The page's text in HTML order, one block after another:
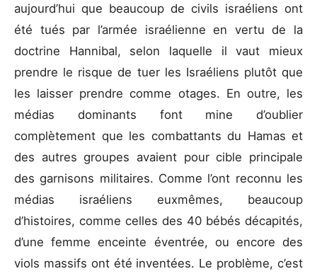
aujourd’hui que beaucoup de civils israéliens ont
été tués par l’armée israélienne en vertu de la
doctrine Hannibal, selon laquelle il vaut mieux
prendre le risque de tuer les Israéliens plutôt que
les laisser prendre comme otages. En outre, les
médias dominants font mine d’oublier
complètement que les combattants du Hamas et
des autres groupes avaient pour cible principale
des garnisons militaires. Comme l’ont reconnu les
médias israéliens euxmêmes, beaucoup
d’histoires, comme celles des 40 bébés décapités,
d’une femme enceinte éventrée, ou encore des
viols massifs ont été inventées. Le problème, c’est